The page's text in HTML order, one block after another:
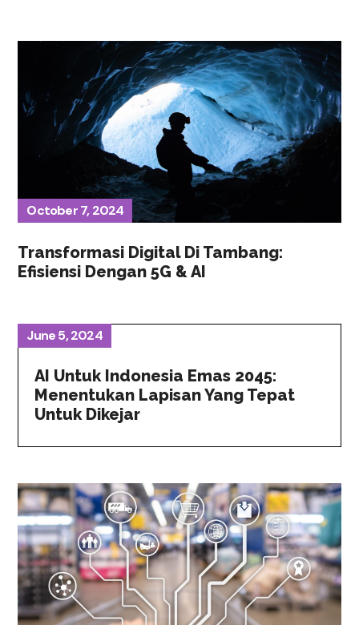
October 7, 2024
Transformasi Digital Di Tambang:
Efisiensi Dengan 5G & AI
June 5, 2024
AI Untuk Indonesia Emas 2045:
Menentukan Lapisan Yang Tepat
Untuk Dikejar